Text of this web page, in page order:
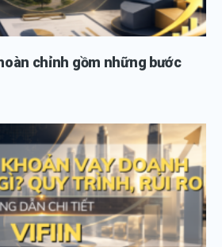
chỉnh gồm những bước